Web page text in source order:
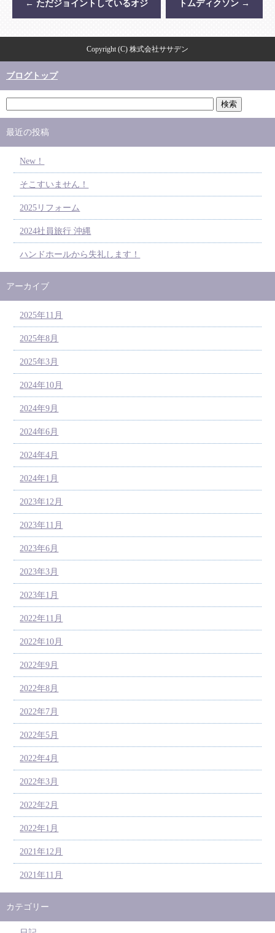
← ただジョイントしているオジ トムディクソン →
Copyright (C) 株式会社ササデン
ブログトップ
最近の投稿
New！
そこすいません！
2025リフォーム
2024社員旅行 沖縄
ハンドホールから失礼します！
アーカイブ
2025年11月
2025年8月
2025年3月
2024年10月
2024年9月
2024年6月
2024年4月
2024年1月
2023年12月
2023年11月
2023年6月
2023年3月
2023年1月
2022年11月
2022年10月
2022年9月
2022年8月
2022年7月
2022年5月
2022年4月
2022年3月
2022年2月
2022年1月
2021年12月
2021年11月
カテゴリー